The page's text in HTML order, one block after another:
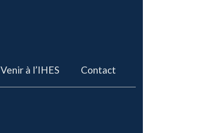
Venir à l’IHES Contact